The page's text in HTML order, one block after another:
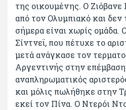
της οικουμένης. Ο Ζιόβανε
από τον Ολυμπιακό και δεν
σήμερα είναι χωρίς ομάδα.
Σίντνεϊ, που πέτυχε το
μετά ανάγκασε τον
Αργεντινής στην επέμβαση
αναπληρωματικός
και μόλις πωλήθηκε στην
εκεί τον Πίνα. Ο Ντερόι